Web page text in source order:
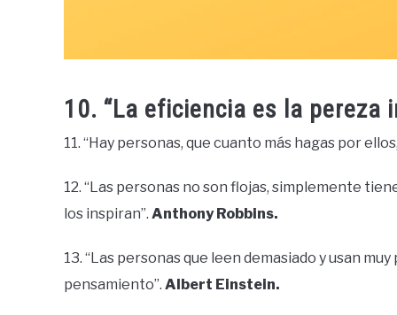
10. “La eficiencia es la pereza
11. “Hay personas, que cuanto más hagas por
12. “Las personas no son flojas, simplemente
los inspiran”. Anthony Robbins.
13. “Las personas que leen demasiado y usan
pensamiento”. Albert Einstein.